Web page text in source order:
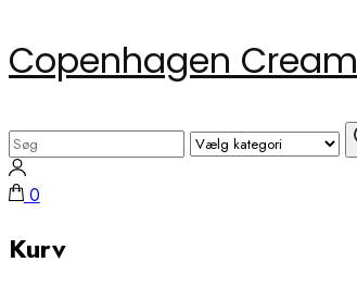
Skip
to
Enter)
Copenhagen Cream
Search
for:
0
Kurv